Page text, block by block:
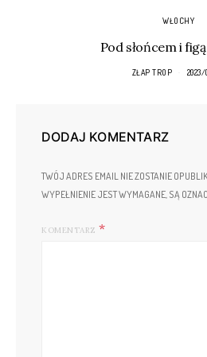
WŁOCHY
Pod słońcem i
ZŁAP TROP
DODAJ KOMENTARZ
TWÓJ ADRES EMAIL NIE ZOSTANIE
WYPEŁNIENIE JEST WYMAGANE, SĄ
KOMENTARZ